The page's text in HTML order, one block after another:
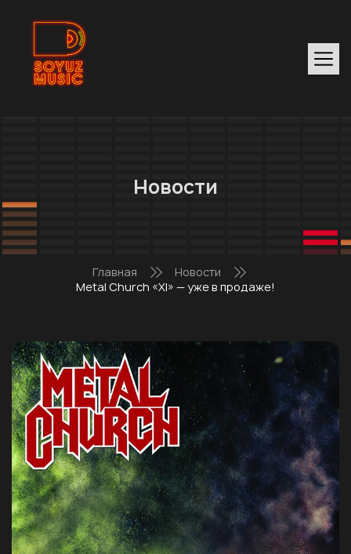
Новости
Главная
Новости
Metal Church «XI» — уже в продаже!